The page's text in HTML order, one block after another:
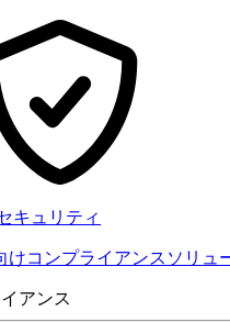
キュリティ
けコンプライアンスソリュ
アンス